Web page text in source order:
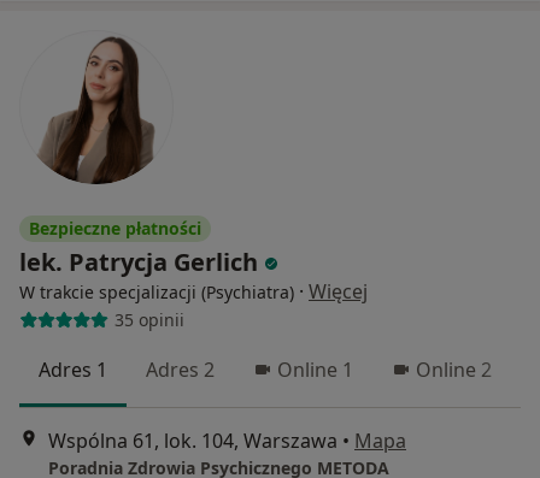
Bezpieczne płatności
lek. Patrycja Gerlich
W trakcie specjalizacji (Psychiatra) · Więcej
35 opinii
Adres 1 Adres 2 Online 1 Online 2
Wspólna 61, lok. 104, Warszawa • Mapa
Poradnia Zdrowia Psychicznego METODA